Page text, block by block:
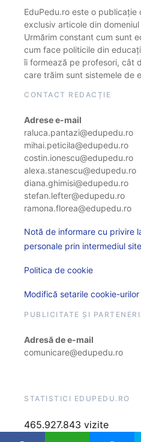
EduPedu.ro este o
exclusiv articole din
Urmărim constant cum sunt
cum face politicile din
îi formează pe profesori, cât
care trăim sunt sistemele de
CONTACT REDACȚIE
Adrese e-mail
raluca.pantazi@edupedu.ro
mihai.peticila@edupedu.ro
costin.ionescu@edupedu.ro
alexa.stanescu@edupedu.ro
diana.ghimisi@edupedu.ro
stefan.lefter@edupedu.ro
ramona.florea@edupedu.ro
Notă de informare cu privire
personale prin intermediul
Politica de cookie
Modifică setarile cookie-urilor
PUBLICITATE ȘI
Adresă de e-mail
comunicare@edupedu.ro
STATISTICI EDUPEDU.RO
465.927.843 vizite